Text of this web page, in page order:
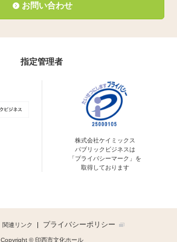
お問い合わせ
指定管理者
株式会社ケイミックス
パブリックビジネスは
「プライバシーマーク」を
取得しております
関連リンク プライバシーポリシー
Copyright © 印西市文化ホール